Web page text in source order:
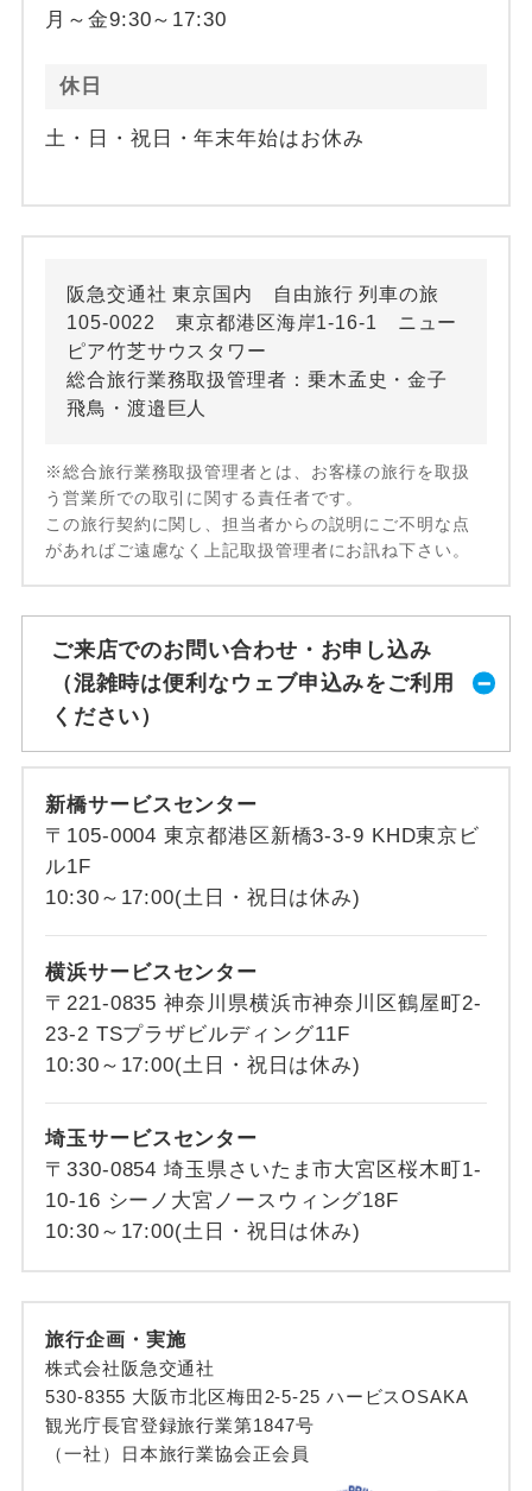
月～金9:30～17:30
休日
土・日・祝日・年末年始はお休み
阪急交通社 東京国内 自由旅行 列車の旅
105-0022 東京都港区海岸1-16-1 ニュー
ピア竹芝サウスタワー
総合旅行業務取扱管理者：乗木孟史・金子
飛鳥・渡邉巨人
※総合旅行業務取扱管理者とは、お客様の旅行を取扱
う営業所での取引に関する責任者です。
この旅行契約に関し、担当者からの説明にご不明な点
があればご遠慮なく上記取扱管理者にお訊ね下さい。
ご来店でのお問い合わせ・お申し込み
（混雑時は便利なウェブ申込みをご利用
ください）
新橋サービスセンター
〒105-0004 東京都港区新橋3-3-9 KHD東京ビ
ル1F
10:30～17:00(土日・祝日は休み)
横浜サービスセンター
〒221-0835 神奈川県横浜市神奈川区鶴屋町2-
23-2 TSプラザビルディング11F
10:30～17:00(土日・祝日は休み)
埼玉サービスセンター
〒330-0854 埼玉県さいたま市大宮区桜木町1-
10-16 シーノ大宮ノースウィング18F
10:30～17:00(土日・祝日は休み)
旅行企画・実施
株式会社阪急交通社
530-8355 大阪市北区梅田2-5-25 ハービスOSAKA
観光庁長官登録旅行業第1847号
（一社）日本旅行業協会正会員